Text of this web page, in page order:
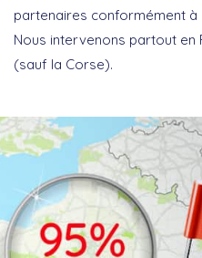
partenaires conformément à
Nous intervenons partout en
(sauf la Corse).